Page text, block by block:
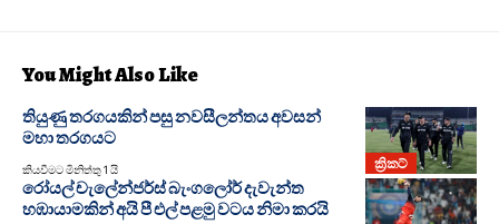
You Might Also Like
ක්‍රිකට්
තියුණු තරගයකින් පසු නවසීලන්තය අවසන්
මහා තරගයට
කියවීමට මිනිත්තු 1 යි
රෝයල් චැලේන්ජර්ස් බැංගලෝර් දැවැන්ත
හඹායාමකින් අයි පී එල් පළමු වටය නිමා කරයි